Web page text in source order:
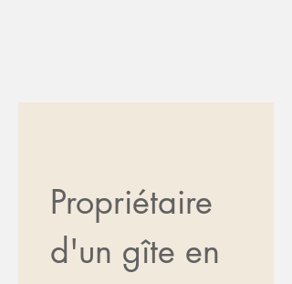
Propriétaire
d'un gîte en